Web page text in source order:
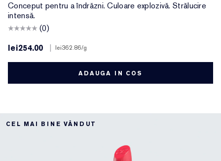
Conceput pentru a îndrăzni. Culoare explozivă. Strălucire
intensă.
(0)
lei254.00
lei362.86/g
ADAUGA IN COS
CEL MAI BINE VÂNDUT